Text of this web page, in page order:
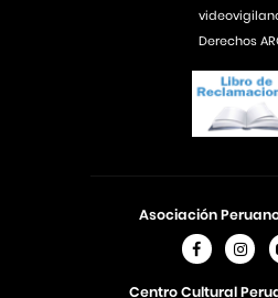
Asociación
Centro Cultural
Derechos